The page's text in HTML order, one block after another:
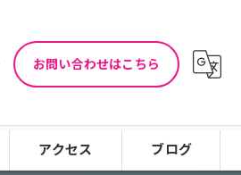
お問い合わせはこちら
アクセス ブログ